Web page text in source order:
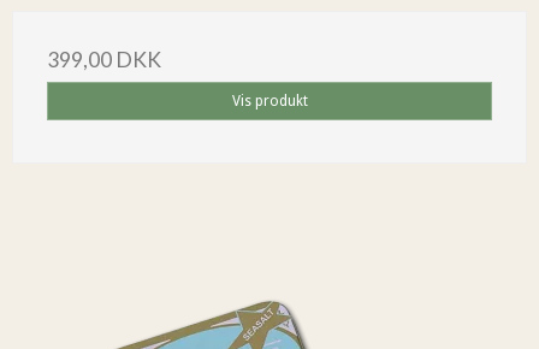
399,00 DKK
Vis produkt